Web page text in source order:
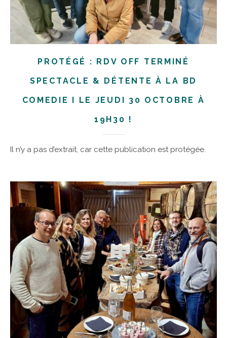
PROTÉGÉ : RDV OFF TERMINÉ
SPECTACLE & DÉTENTE À LA BD
COMEDIE I LE JEUDI 30 OCTOBRE À
19H30 !
Il n’y a pas d’extrait, car cette publication est protégée.